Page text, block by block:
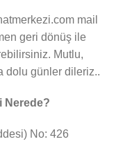
mail
geri dönüş ile
Mutlu,
dolu günler dileriz..
Nerede?
No: 426